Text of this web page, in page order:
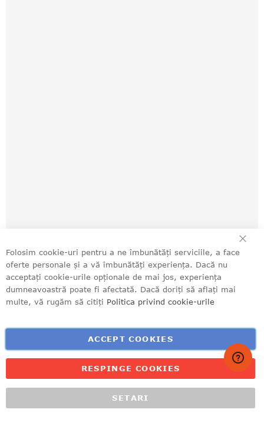
Folosim cookie-uri pentru a ne îmbunătăți serviciile, a face
oferte personale și a vă îmbunătăți experiența. Dacă nu
acceptați cookie-urile opționale de mai jos, experiența
dumneavoastră poate fi afectată. Dacă doriți să aflați mai
multe, vă rugăm să citiți Politica privind cookie-urile
ACCEPT COOKIES
SETARI
RESPINGE COOKIES